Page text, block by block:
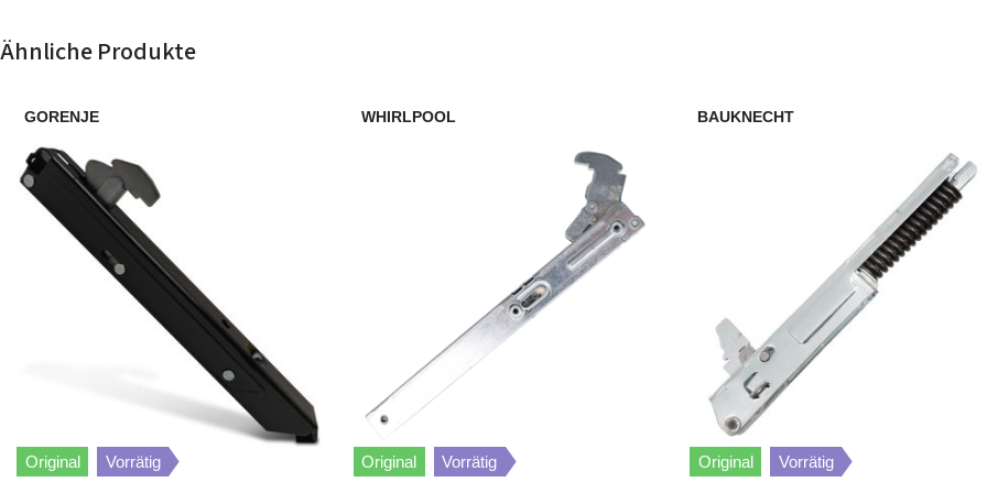
AEG CE32003-2-M CAMPAIGN
CE32003-2-W CAMPAIGN
94031682500 CE43003-2-M CAMPAIGN
94031682600 CE31000-1-M CAMPAIGN
CE40002-2-D CAMPAIGN
Ähnliche Produkte
GORENJE
Original Vorrätig
WHIRLPOOL
Original Vorrätig
BAUKNECHT
Original Vorrätig